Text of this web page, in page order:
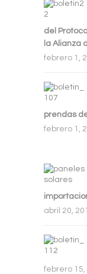
del
la Alianza
febrero 1,
prendas
febrero 1,
abril 20,
febrero 15,